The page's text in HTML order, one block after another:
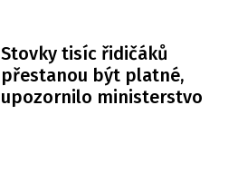
Stovky tisíc řidičáků
přestanou být platné,
upozornilo ministerstvo